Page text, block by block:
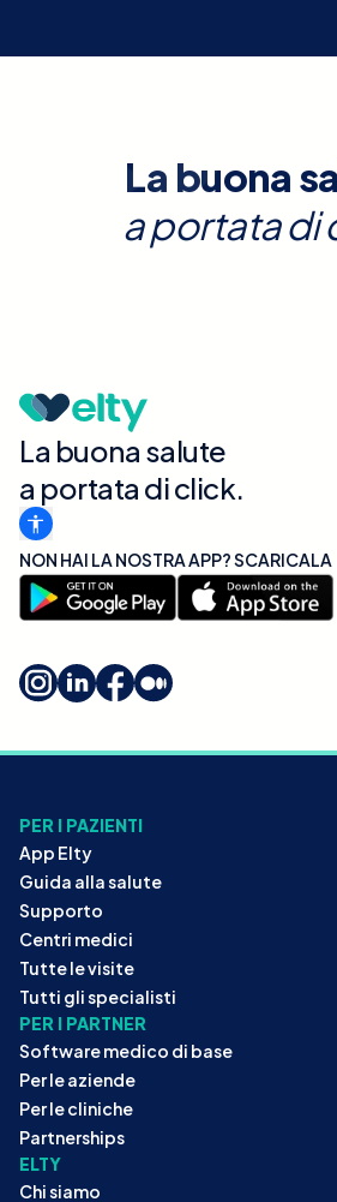
La buona
a portata di
La buona salute
a portata di click.
NON HAI LA NOSTRA APP? SCARICALA
PER I PAZIENTI
App Elty
Guida alla salute
Supporto
Centri medici
Tutte le visite
Tutti gli specialisti
PER I PARTNER
Software medico di base
Per le aziende
Per le cliniche
Partnerships
ELTY
Chi siamo